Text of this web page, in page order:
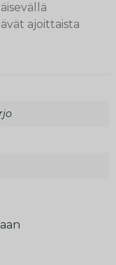
ajoittaista